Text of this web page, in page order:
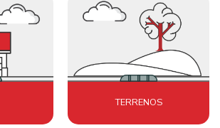
TERRENOS